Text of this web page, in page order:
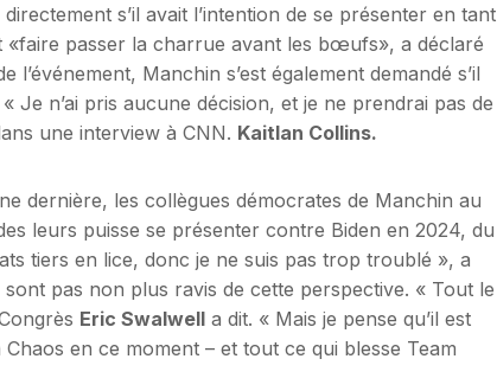
s’il avait l’intention de se présenter en tant
«faire passer la charrue avant les bœufs», a déclaré
Manchin s’est également demandé s’il
n’ai pris aucune décision, et je ne prendrai pas de
une interview à CNN. Kaitlan Collins.
dernière, les collègues démocrates de Manchin au
leurs puisse se présenter contre Biden en 2024, du
tiers en lice, donc je ne suis pas trop troublé », a
sont pas non plus ravis de cette perspective. « Tout le
Eric Swalwell a dit. « Mais je pense qu’il est
en ce moment – et tout ce qui blesse Team